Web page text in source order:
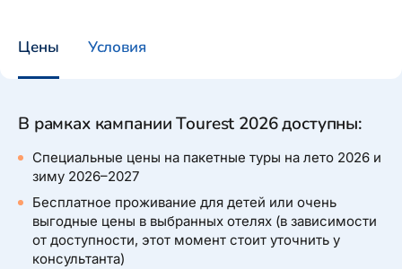
Цены Условия
В рамках кампании Tourest 2026 доступны:
Специальные цены на пакетные туры на лето 2026 и
зиму 2026–2027
Бесплатное проживание для детей или очень
выгодные цены в выбранных отелях (в зависимости
от доступности, этот момент стоит уточнить у
консультанта)